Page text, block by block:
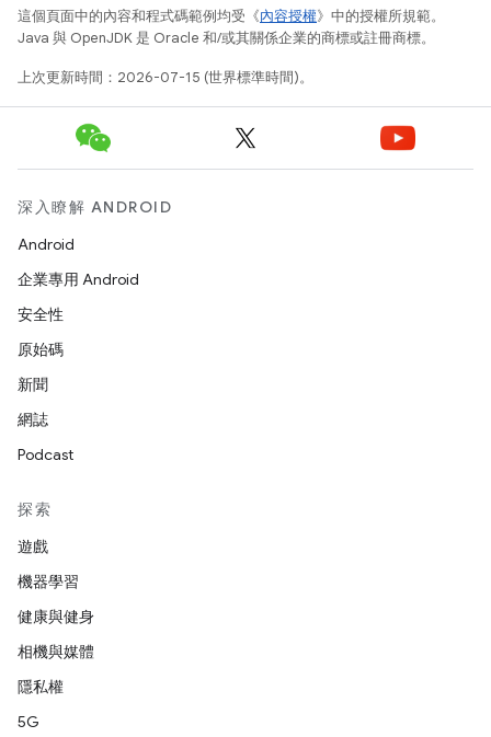
這個頁面中的內容和程式碼範例均受《內容授權》中的授權所規範。
Java 與 OpenJDK 是 Oracle 和/或其關係企業的商標或註冊商標。
上次更新時間：2026-07-15 (世界標準時間)。
深入瞭解 ANDROID
Android
企業專用 Android
安全性
原始碼
新聞
網誌
Podcast
探索
遊戲
機器學習
健康與健身
相機與媒體
隱私權
5G